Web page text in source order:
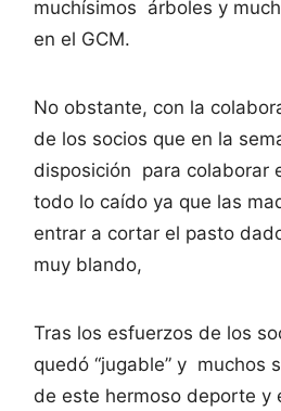
muchísimos árboles y
en el GCM.
No obstante, con la
de los socios que en la
disposición para colaborar
todo lo caído ya que las
entrar a cortar el pasto
muy blando,
Tras los esfuerzos de los
quedó “jugable” y muchos
de este hermoso deporte y